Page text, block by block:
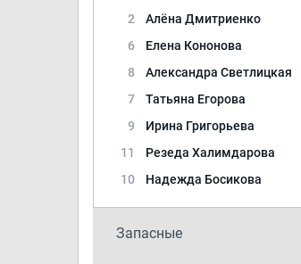
2
Алёна Дмитриенко
6
Елена Кононова
8
Александра Светлицкая
7
Татьяна Егорова
9
Ирина Григорьева
11
Резеда Халимдарова
10
Надежда Босикова
Запасные